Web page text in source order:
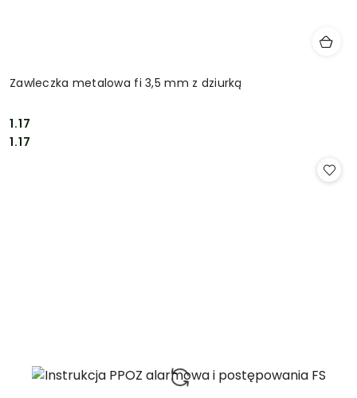
Zawleczka metalowa fi 3,5 mm z dziurką
Cena:
1.17
Cena:
1.17